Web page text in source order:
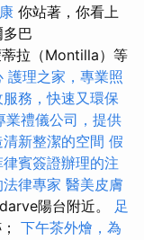
你站著，你看上
巴
蒂拉（Montilla）等
護理之家，專業照
務，快速又環保
業禮儀公司，提供
新整潔的空間 假
律賓簽證辦理的注
律專家 醫美皮膚
陽台附近。 足
下午茶外燴，為